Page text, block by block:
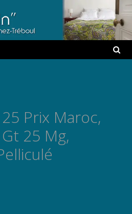
Prix Maroc,
25 Mg,